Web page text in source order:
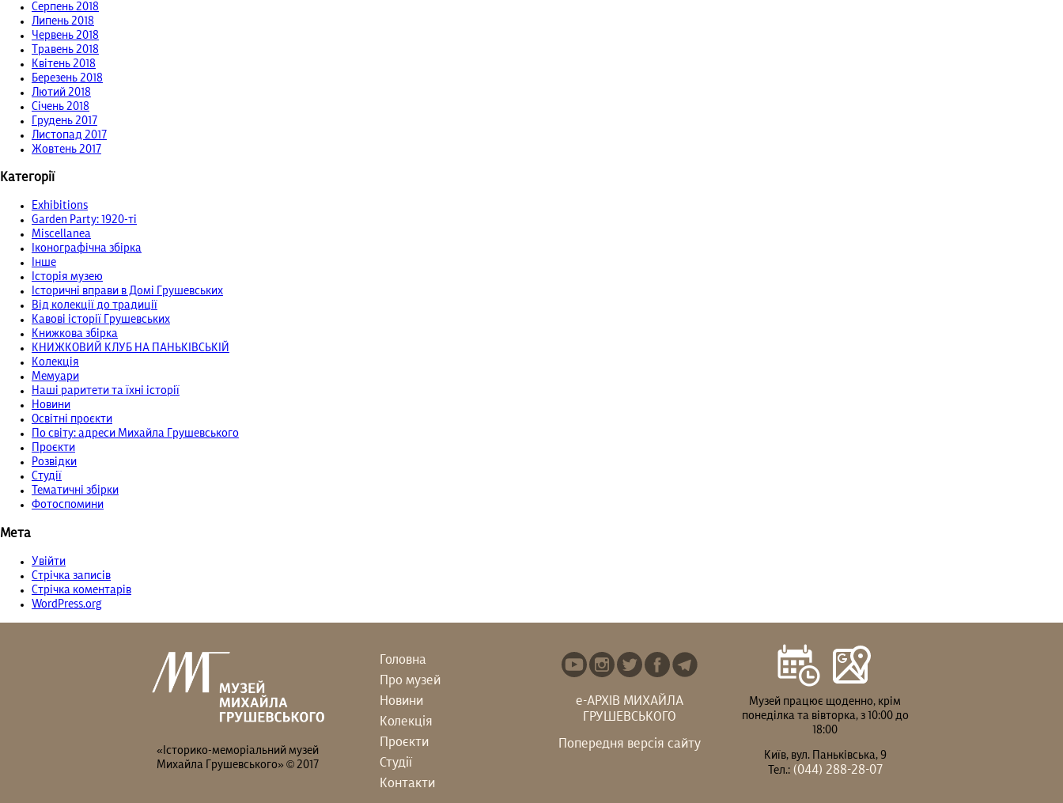
Серпень 2018
Липень 2018
Червень 2018
Травень 2018
Квітень 2018
Березень 2018
Лютий 2018
Січень 2018
Грудень 2017
Листопад 2017
Жовтень 2017
Категорії
Exhibitions
Garden Party: 1920-ті
Miscellanea
Іконографічна збірка
Інше
Історія музею
Історичні вправи в Домі Грушевських
Від колекції до традиції
Кавові історії Грушевських
Книжкова збірка
КНИЖКОВИЙ КЛУБ НА ПАНЬКІВСЬКІЙ
Колекція
Мемуари
Наші раритети та їхні історії
Новини
Освітні проєкти
По світу: адреси Михайла Грушевського
Проєкти
Розвідки
Студії
Тематичні збірки
Фотоспомини
Мета
Увійти
Стрічка записів
Стрічка коментарів
WordPress.org
«Історико-меморіальний музей
Михайла Грушевського» © 2017
Головна
Про музей
Новини
Колекція
Проєкти
Студії
Контакти
е-АРХІВ МИХАЙЛА
ГРУШЕВСЬКОГО
Попередня версія сайту
Музей працює щоденно, крім
понеділка та вівторка, з 10:00 до
18:00
Київ, вул. Паньківська, 9
Тел.:(044) 288-28-07